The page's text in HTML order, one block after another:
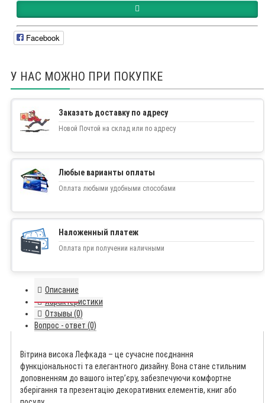
Facebook
У НАС МОЖНО ПРИ ПОКУПКЕ
Заказать доставку по адресу
Новой Почтой на склад или по адресу
Любые варианты оплаты
Оплата любыми удобными способами
Наложенный платеж
Оплата при получении наличными
Описание
Характеристики
Отзывы (0)
Вопрос - ответ (0)
Вітрина висока Лефкада – це сучасне поєднання
функціональності та елегантного дизайну. Вона стане стильним
доповненням до вашого інтер’єру, забезпечуючи комфортне
зберігання та презентацію декоративних елементів, книг або